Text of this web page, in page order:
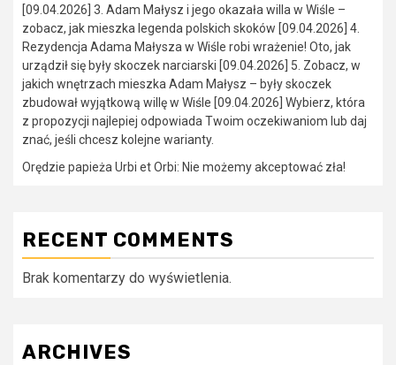
[09.04.2026] 3. Adam Małysz i jego okazała willa w Wiśle –
zobacz, jak mieszka legenda polskich skoków [09.04.2026] 4.
Rezydencja Adama Małysza w Wiśle robi wrażenie! Oto, jak
urządził się były skoczek narciarski [09.04.2026] 5. Zobacz, w
jakich wnętrzach mieszka Adam Małysz – były skoczek
zbudował wyjątkową willę w Wiśle [09.04.2026] Wybierz, która
z propozycji najlepiej odpowiada Twoim oczekiwaniom lub daj
znać, jeśli chcesz kolejne warianty.
Orędzie papieża Urbi et Orbi: Nie możemy akceptować zła!
RECENT COMMENTS
Brak komentarzy do wyświetlenia.
ARCHIVES